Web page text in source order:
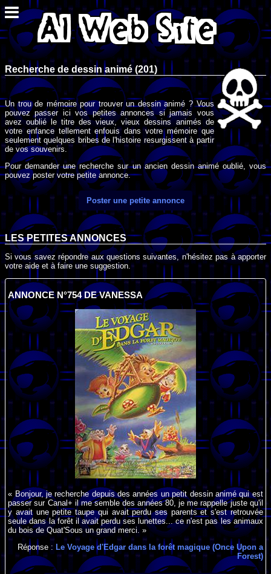
Recherche de dessin animé (201)
Un trou de mémoire pour trouver un dessin animé ? Vous
pouvez passer ici vos petites annonces si jamais vous
avez oublié le titre des vieux, vieux dessins animés de
votre enfance tellement enfouis dans votre mémoire que
seulement quelques bribes de l'histoire resurgissent à partir
de vos souvenirs.
Pour demander une recherche sur un ancien dessin animé oublié, vous
pouvez poster votre petite annonce.
Poster une petite annonce
LES PETITES ANNONCES
Si vous savez répondre aux questions suivantes, n'hésitez pas à apporter
votre aide et à faire une suggestion.
ANNONCE N°754 DE VANESSA
« Bonjour, je recherche depuis des années un petit dessin animé qui est
passer sur Canal+ il me semble des années 80, je me rappelle juste qu'il
y avait une petite taupe qui avait perdu ses parents et s'est retrouvée
seule dans la forêt il avait perdu ses lunettes... ce n'est pas les animaux
du bois de Quat'Sous un grand merci. »
Réponse : Le Voyage d'Edgar dans la forêt magique (Once Upon a
Forest)